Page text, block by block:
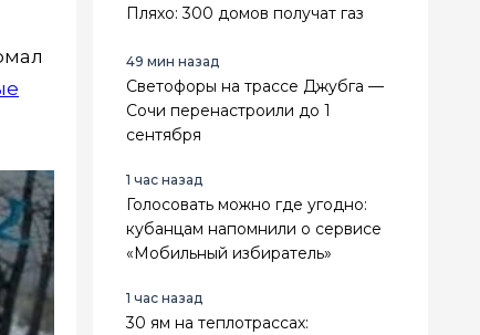
Пляхо: 300 домов получат газ
49 мин назад
Светофоры на трассе Джубга —
Сочи перенастроили до 1
сентября
1 час назад
Голосовать можно где угодно:
кубанцам напомнили о сервисе
«Мобильный избиратель»
1 час назад
30 ям на теплотрассах: